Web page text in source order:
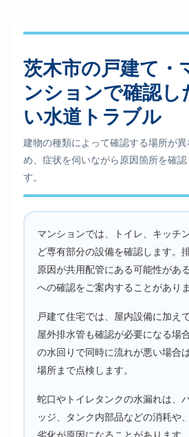
茨木市の戸建て・
ンションで確認し
い水道トラブル
建物の種類によって確認する場所が異
め、症状を伺いながら原因箇所を確認
す。
マンションでは、トイレ、キッチ
ど専有部分の設備を確認します。
原因が共用配管にある可能性があ
への確認をご案内することがありま
戸建て住宅では、屋内設備に加え
屋外排水管も確認が必要になる場
の水回りで同時に流れが悪い場合
場所まで点検します。
蛇口やトイレタンクの水漏れは、
ッジ、タンク内部品などの消耗や